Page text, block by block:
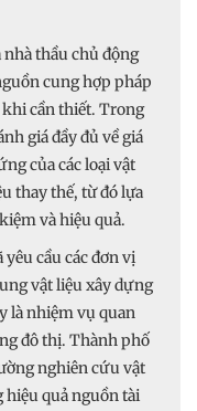
nhà thầu chủ động
cung hợp pháp
cần thiết. Trong
giá đầy đủ về giá
của các loại vật
thay thế, từ đó lựa
và hiệu quả.
cầu các đơn vị
vật liệu xây dựng
là nhiệm vụ quan
đô thị. Thành phố
nghiên cứu vật
hiệu quả nguồn tài